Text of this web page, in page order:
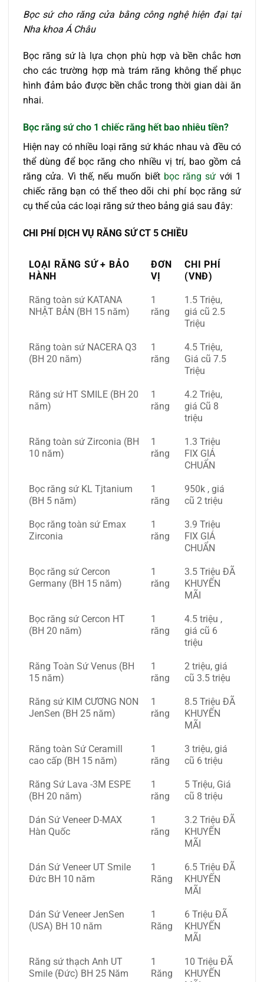
Bọc sứ cho răng cửa bằng công nghệ hiện đại tại
Nha khoa Á Châu
Bọc răng sứ là lựa chọn phù hợp và bền chắc hơn
cho các trường hợp mà trám răng không thể phục
hình đảm bảo được bền chắc trong thời gian dài ăn
nhai.
Bọc răng sứ cho 1 chiếc răng hết bao nhiêu tiền?
Hiện nay có nhiều loại răng sứ khác nhau và đều có
thể dùng để bọc răng cho nhiều vị trí, bao gồm cả
răng cửa. Vì thế, nếu muốn biết bọc răng sứ với 1
chiếc răng bạn có thể theo dõi chi phí bọc răng sứ
cụ thể của các loại răng sứ theo bảng giá sau đây:
CHI PHÍ DỊCH VỤ RĂNG SỨ CT 5 CHIỀU
LOẠI RĂNG SỨ + BẢO
HÀNH
ĐƠN
VỊ
CHI PHÍ
(VNĐ)
Răng toàn sứ KATANA
NHẬT BẢN (BH 15 năm)
1
răng
1.5 Triệu,
giá cũ 2.5
Triệu
Răng toàn sứ NACERA Q3
(BH 20 năm)
1
răng
4.5 Triệu,
Giá cũ 7.5
Triệu
Răng sứ HT SMILE (BH 20
năm)
1
răng
4.2 Triệu,
giá Cũ 8
triệu
Răng toàn sứ Zirconia (BH
10 năm)
1
răng
1.3 Triệu
FIX GIÁ
CHUẨN
Bọc răng sứ KL Tjtanium
(BH 5 năm)
1
răng
950k , giá
cũ 2 triệu
Bọc răng toàn sứ Emax
Zirconia
1
răng
3.9 Triệu
FIX GIÁ
CHUẨN
Bọc răng sứ Cercon
Germany (BH 15 năm)
1
răng
3.5 Triệu ĐÃ
KHUYẾN
MÃI
Bọc răng sứ Cercon HT
(BH 20 năm)
1
răng
4.5 triệu ,
giá cũ 6
triệu
Răng Toàn Sứ Venus (BH
15 năm)
1
răng
2 triệu, giá
cũ 3.5 triệu
Răng sứ KIM CƯƠNG NON
JenSen (BH 25 năm)
1
răng
8.5 Triệu ĐÃ
KHUYẾN
MÃI
Răng toàn Sứ Ceramill
cao cấp (BH 15 năm)
1
răng
3 triệu, giá
cũ 6 triệu
Răng Sứ Lava -3M ESPE
(BH 20 năm)
1
răng
5 Triệu, Giá
cũ 8 triệu
Dán Sứ Veneer D-MAX
Hàn Quốc
1
răng
3.2 Triệu ĐÃ
KHUYẾN
MÃI
Dán Sứ Veneer UT Smile
Đức BH 10 năm
1
Răng
6.5 Triệu ĐÃ
KHUYẾN
MÃI
Dán Sứ Veneer JenSen
(USA) BH 10 năm
1
Răng
6 Triệu ĐÃ
KHUYẾN
MÃI
Răng sứ thạch Anh UT
Smile (Đức) BH 25 Năm
1
Răng
10 Triệu ĐÃ
KHUYẾN